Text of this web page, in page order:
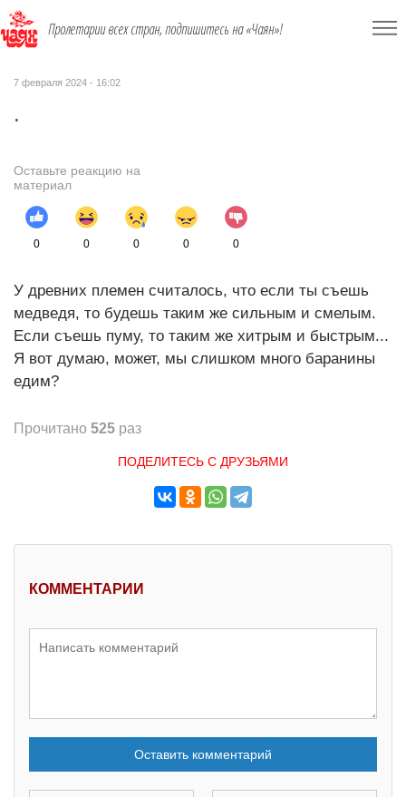
Пролетарии всех стран, подпишитесь на «Чаян»!
7 февраля 2024 - 16:02
.
Оставьте реакцию на
материал
0 0 0 0 0
У древних племен считалось, что если ты съешь
медведя, то будешь таким же сильным и смелым.
Если съешь пуму, то таким же хитрым и быстрым...
Я вот думаю, может, мы слишком много баранины
едим?
Прочитано 525 раз
ПОДЕЛИТЕСЬ С ДРУЗЬЯМИ
КОММЕНТАРИИ
Оставить комментарий